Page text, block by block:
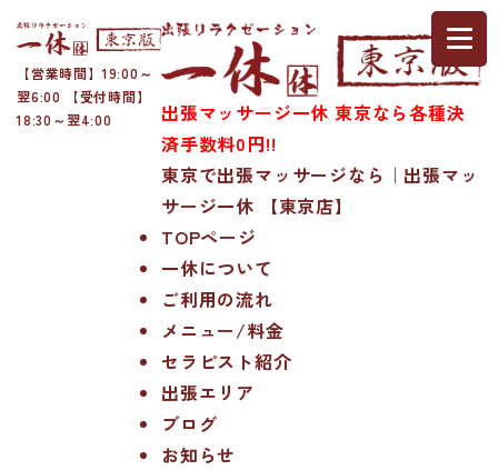
【営業時間】19:00～
翌6:00 【受付時間】
18:30～翌4:00
出張マッサージ一休 東京なら各種決
済手数料0円!!
東京で出張マッサージなら｜出張マッ
サージ一休 【東京店】
TOPページ
一休について
ご利用の流れ
メニュー/料金
セラピスト紹介
出張エリア
ブログ
お知らせ